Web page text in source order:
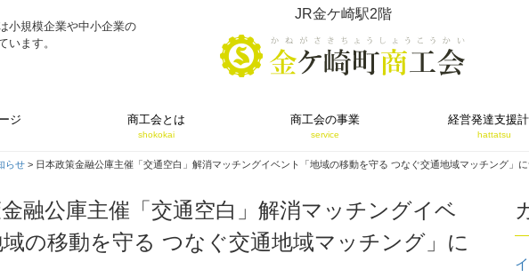
小規模企業や中小企業の
います。
JR金ケ崎駅2階
ジ 商工会とは
shokokai
商工会の事業
service
経営発達支援
hattatsu
らせ > 日本政策金融公庫主催「交通空白」解消マッチングイベント「地域の移動を守る つなぐ交通地域マッチング」
金融公庫主催「交通空白」解消マッチングイベ
の移動を守る つなぐ交通地域マッチング」に